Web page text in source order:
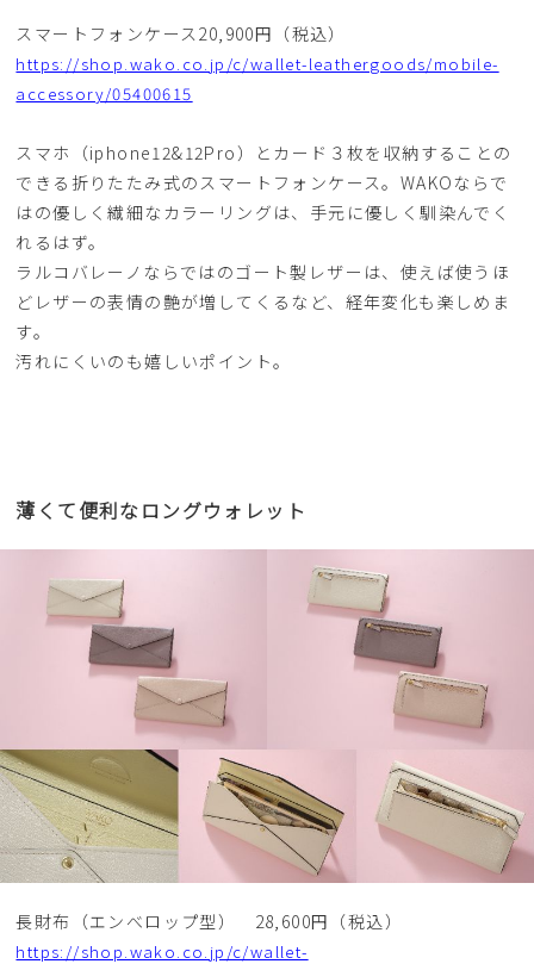
スマートフォンケース20,900円（税込）
https://shop.wako.co.jp/c/wallet-leathergoods/mobile-
accessory/05400615
スマホ（iphone12&12Pro）とカード３枚を収納することの
できる折りたたみ式のスマートフォンケース。WAKOならで
はの優しく繊細なカラーリングは、手元に優しく馴染んでく
れるはず。
ラルコバレーノならではのゴート製レザーは、使えば使うほ
どレザーの表情の艶が増してくるなど、経年変化も楽しめま
す。
汚れにくいのも嬉しいポイント。
薄くて便利なロングウォレット
長財布（エンべロップ型） 28,600円（税込）
https://shop.wako.co.jp/c/wallet-